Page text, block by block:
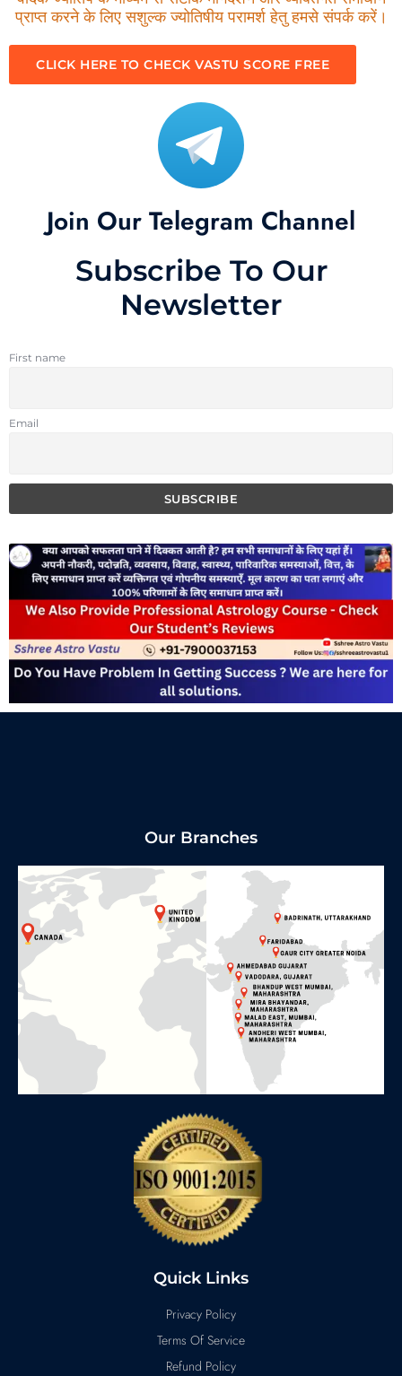
प्राप्त करने के लिए सशुल्क ज्योतिषीय परामर्श हेतु हमसे संपर्क करें।
CLICK HERE TO CHECK VASTU SCORE FREE
Join Our Telegram Channel
Subscribe To Our
Newsletter
First name
Email
Our Branches
Quick Links
Privacy Policy
Terms Of Service
Refund Policy